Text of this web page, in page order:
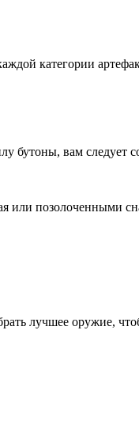
категории
вам следует
или позолоченными
лучшее оружие,